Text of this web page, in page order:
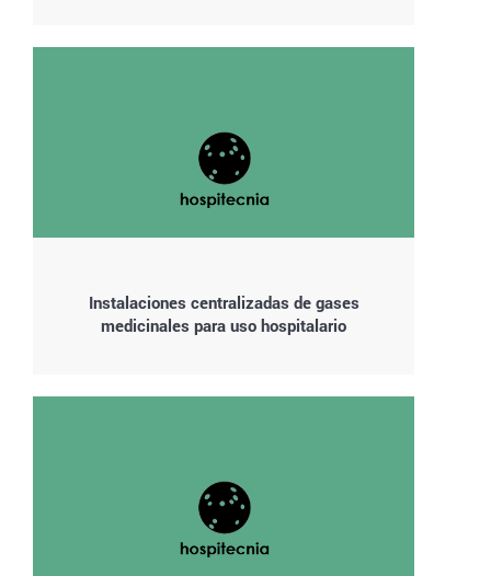
Instalaciones centralizadas de gases
medicinales para uso hospitalario